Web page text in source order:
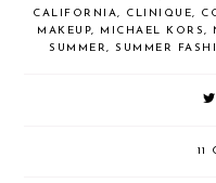
CALIFORNIA, CLINIQUE,
MAKEUP, MICHAEL KORS,
SUMMER, SUMMER
11